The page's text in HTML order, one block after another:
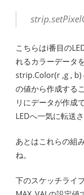
こちらはi番目の
れるカラーデータ
strip.Color(r ,g , b)
の値から作成する
リにデータが作成
LEDへ一気に転送
あとはこれらの組
ね。
下のスケッチライ